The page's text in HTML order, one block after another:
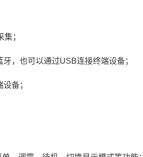
；
，也可以通过USB连接终端设备；
备；